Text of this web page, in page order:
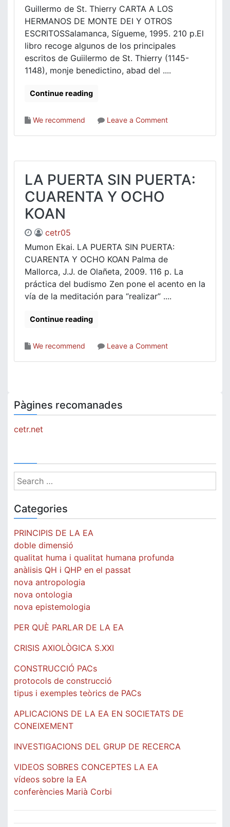
Guillermo de St. Thierry CARTA A LOS
HERMANOS DE MONTE DEI Y OTROS
ESCRITOSSalamanca, Sígueme, 1995. 210 p.El
libro recoge algunos de los principales
escritos de Guiilermo de St. Thierry (1145-
1148), monje benedictino, abad del ....
Continue reading
We recommend Leave a Commenton
hermanos
del
Monte
LA PUERTA SIN PUERTA:
CUARENTA Y OCHO
KOAN
cetr05
Mumon Ekai. LA PUERTA SIN PUERTA:
CUARENTA Y OCHO KOAN Palma de
Mallorca, J.J. de Olañeta, 2009. 116 p. La
práctica del budismo Zen pone el acento en la
vía de la meditación para “realizar” ....
Continue reading
We recommend Leave a Commenton
Pàgines recomanades
cetr.net
Search
for:
Categories
PRINCIPIS DE LA EA
doble dimensió
qualitat huma i qualitat humana profunda
anàlisis QH i QHP en el passat
nova antropologia
nova ontologia
nova epistemologia
PER QUÈ PARLAR DE LA EA
CRISIS AXIOLÒGICA S.XXI
CONSTRUCCIÓ PACs
protocols de construcció
tipus i exemples teòrics de PACs
APLICACIONS DE LA EA EN SOCIETATS DE
CONEIXEMENT
INVESTIGACIONS DEL GRUP DE RECERCA
VIDEOS SOBRES CONCEPTES LA EA
vídeos sobre la EA
conferències Marià Corbi